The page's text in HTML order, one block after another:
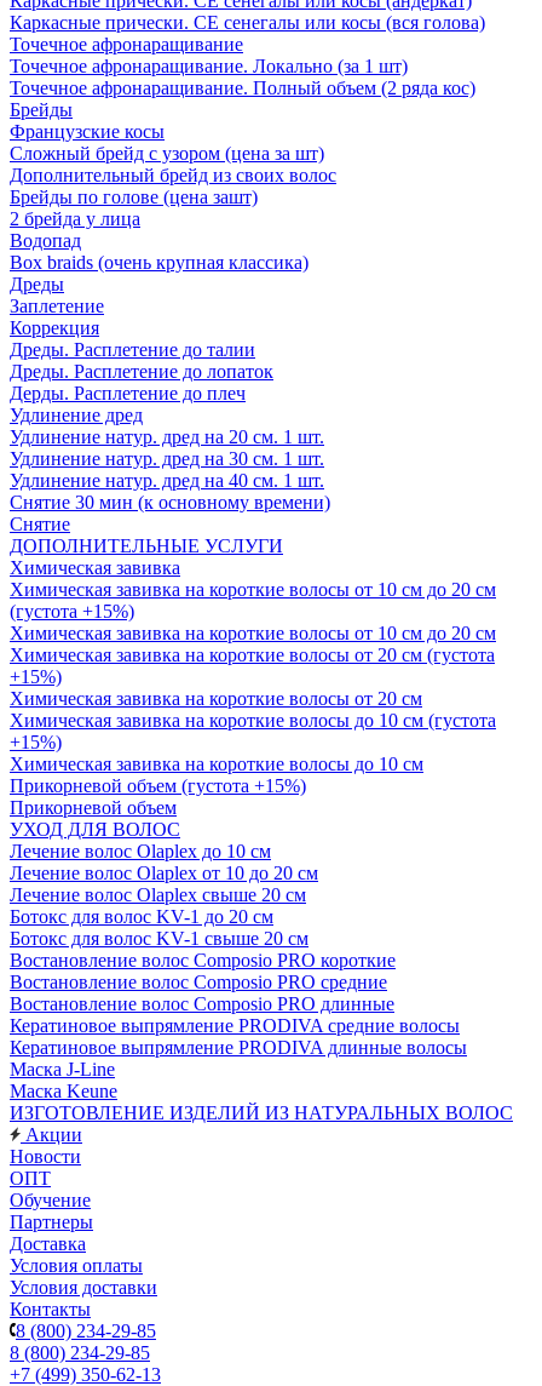
Каркасные прически. СЕ сенегалы или косы (вся голова)
Точечное афронаращивание
Точечное афронаращивание. Локально (за 1 шт)
Точечное афронаращивание. Полный объем (2 ряда кос)
Брейды
Французские косы
Сложный брейд с узором (цена за шт)
Дополнительный брейд из своих волос
Брейды по голове (цена зашт)
2 брейда у лица
Водопад
Box braids (очень крупная классика)
Дреды
Заплетение
Коррекция
Дреды. Расплетение до талии
Дреды. Расплетение до лопаток
Дерды. Расплетение до плеч
Удлинение дред
Удлинение натур. дред на 20 см. 1 шт.
Удлинение натур. дред на 30 см. 1 шт.
Удлинение натур. дред на 40 см. 1 шт.
Снятие 30 мин (к основному времени)
Снятие
ДОПОЛНИТЕЛЬНЫЕ УСЛУГИ
Химическая завивка
Химическая завивка на короткие волосы от 10 см до 20 см
(густота +15%)
Химическая завивка на короткие волосы от 10 см до 20 см
Химическая завивка на короткие волосы от 20 см (густота
+15%)
Химическая завивка на короткие волосы от 20 см
Химическая завивка на короткие волосы до 10 см (густота
+15%)
Химическая завивка на короткие волосы до 10 см
Прикорневой объем (густота +15%)
Прикорневой объем
УХОД ДЛЯ ВОЛОС
Лечение волос Olapleх до 10 см
Лечение волос Olapleх от 10 до 20 см
Лечение волос Olapleх свыше 20 см
Ботокс для волос KV-1 до 20 см
Ботокс для волос KV-1 свыше 20 см
Востановление волос Composio PRO короткие
Востановление волос Composio PRO средние
Востановление волос Composio PRO длинные
Кератиновое выпрямление PRODIVA средние волосы
Кератиновое выпрямление PRODIVA длинные волосы
Маска J-Line
Маска Keune
ИЗГОТОВЛЕНИЕ ИЗДЕЛИЙ ИЗ НАТУРАЛЬНЫХ ВОЛОС
Акции
Новости
ОПТ
Обучение
Партнеры
Доставка
Условия оплаты
Условия доставки
Контакты
8 (800) 234-29-85
8 (800) 234-29-85
+7 (499) 350-62-13